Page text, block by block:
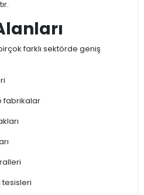
farklı sektörde geniş
fabrikalar